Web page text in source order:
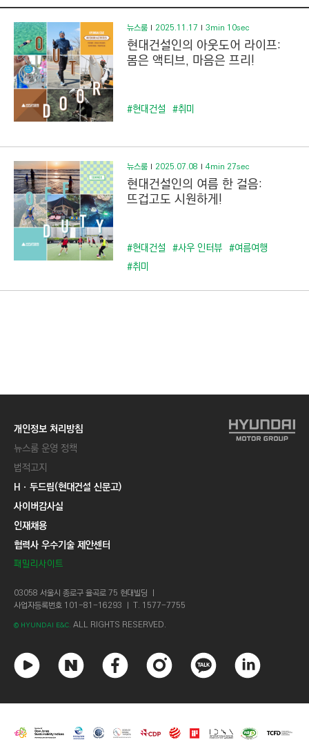
O
N
S
T
R
U
C
I
O
N
)
뉴스룸 2025.11.17 3min 10sec
현대건설인의 아웃도어 라이프:
몸은 액티브, 마음은 프리!
#현대건설 #취미
뉴스룸 2025.07.08 4min 27sec
현대건설인의 여름 한 걸음:
뜨겁고도 시원하게!
#현대건설 #사우 인터뷰 #여름여행
#취미
개인정보 처리방침
뉴스룸 운영 정책
법적고지
Hㆍ두드림(현대건설 신문고)
사이버감사실
인재채용
협력사 우수기술 제안센터
패밀리사이트
03058 서울시 종로구 율곡로 75 현대빌딩 ㅣ
사업자등록번호 101-81-16293 ㅣ T. 1577-7755
© HYUNDAI E&C. ALL RIGHTS RESERVED.
튜
브
이
이
스
스
타
카
오
크
드